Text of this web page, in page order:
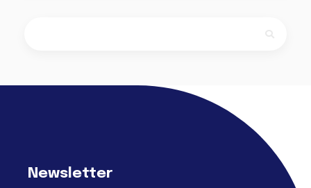
Newsletter